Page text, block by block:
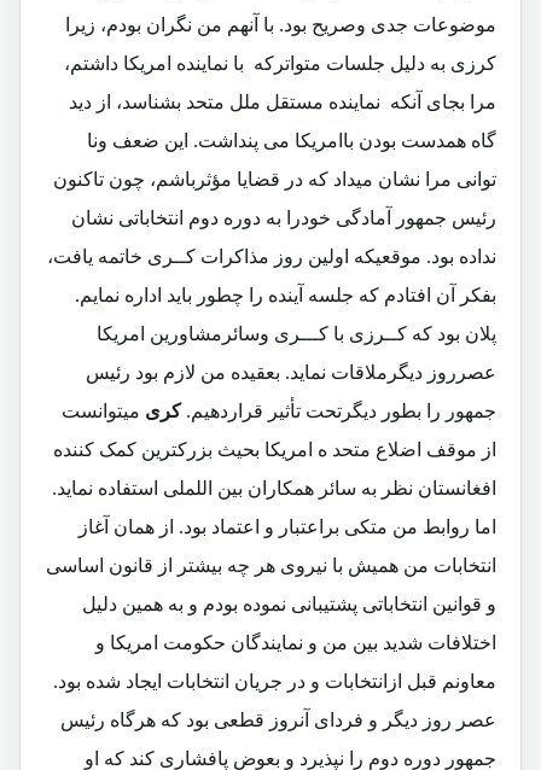
موضوعات جدی وصریح بود. با آنهم من نگران بودم، زیرا
کرزی به دلیل جلسات متواترکه با نماینده امریکا داشتم،
مرا بجای آنکه نماینده مستقل ملل متحد بشناسد، از دید
گاه همدست بودن باامریکا می پنداشت. این ضعف ونا
توانی مرا نشان میداد که در قضایا مؤثرباشم، چون تاکنون
رئیس جمهور آمادگی خودرا به دوره دوم انتخاباتی نشان
نداده بود. موقعیکه اولین روز مذاکرات کــری خاتمه یافت،
بفکر آن افتادم که جلسه آینده را چطور باید اداره نمایم.
پلان بود که کــرزی با کـــری وسائرمشاورین امریکا
عصرروز دیگرملاقات نماید. بعقیده من لازم بود رئیس
جمهور را بطور دیگرتحت تأثیر قراردهیم.کری میتوانست
از موقف اضلاع متحد ه امریکا بحیث بزرکترین کمک کننده
افغانستان نظر به سائر همکاران بین اللملی استفاده نماید.
اما روابط من متکی براعتبار و اعتماد بود. از همان آغاز
انتخابات من همیش با نیروی هر چه بیشتر از قانون اساسی
و قوانین انتخاباتی پشتیبانی نموده بودم و به همین دلیل
اختلافات شدید بین من و نمایندگان حکومت امریکا و
معاونم قبل ازانتخابات و در جریان انتخابات ایجاد شده بود.
عصر روز دیگر و فردای آنروز قطعی بود که هرگاه رئیس
جمهور دوره دوم را نپذیرد و بعوض پافشاری کند که او